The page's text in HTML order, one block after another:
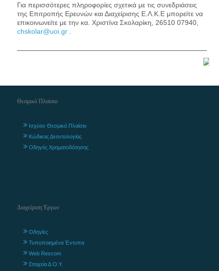
Για περισσότερες πληροφορίες σχετικά με τις συνεδριάσεις
της Επιτροπής Ερευνών και Διαχείρισης Ε.Λ.Κ.Ε μπορείτε να
επικοινωνείτε με την κα. Χριστίνα Σκολαρίκη, 26510 07940,
chskolar@uoi.gr
Θεσμικό Πλαίσιο
Ισχύον Θεσμικό Πλαίσιο
Κώδικας Δεοντολογίας
Οδηγός Χρηματοδότησης
Διαχείριση Έργων
Οδηγίες
Τυποποιημένα Έντυπα
Web Rescom
Στοιχεία Δ.Ο.Υ.